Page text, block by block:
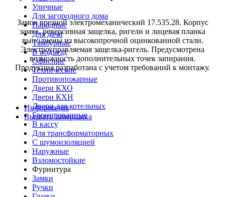
Уличные
Для загородного дома
Парадные
Для дачи
Тамбурные
В подъезд
Офисные
Технические
Противопожарные
Двери КХО
Двери КХН
Двери для котельных
Бронированные
В кассу
Для трансформаторных
С шумоизоляцией
Наружные
Взломостойкие
Фурнитура
Замки
Ручки
Замок врезной электромеханический 17.535.28. Корпус
замка, реверсивная защелка, ригели и лицевая планка
выполнены из высокопрочной оцинкованной стали.
Электроуправляемая защелка-ригель. Предусмотрена
возможность дополнительных точек запирания.
Продукция разработана с учетом требований к монтажу.
Информация
Вызвать замерщика